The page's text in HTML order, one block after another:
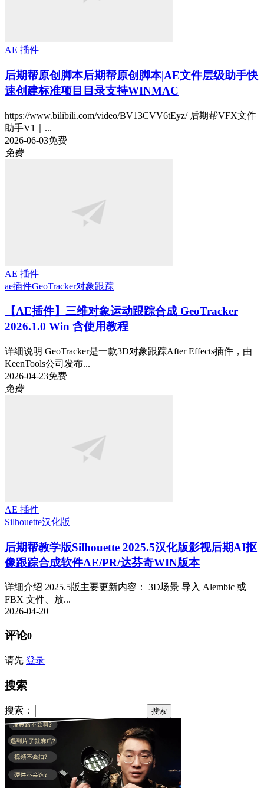
AE 插件
后期帮原创脚本后期帮原创脚本|AE文件层级助手快
速创建标准项目目录支持WINMAC
https://www.bilibili.com/video/BV13CVV6tEyz/ 后期帮VFX文件
助手V1｜...
2026-06-03免费
免费
AE 插件
ae插件GeoTracker对象跟踪
【AE插件】三维对象运动跟踪合成 GeoTracker
2026.1.0 Win 含使用教程
详细说明 GeoTracker是一款3D对象跟踪After Effects插件，由
KeenTools公司发布...
2026-04-23免费
免费
AE 插件
Silhouette汉化版
后期帮教学版Silhouette 2025.5汉化版影视后期AI抠
像跟踪合成软件AE/PR/达芬奇WIN版本
详细介绍 2025.5版主要更新内容： 3D场景 导入 Alembic 或
FBX 文件、放...
2026-04-20
评论0
请先 登录
搜索
搜索：